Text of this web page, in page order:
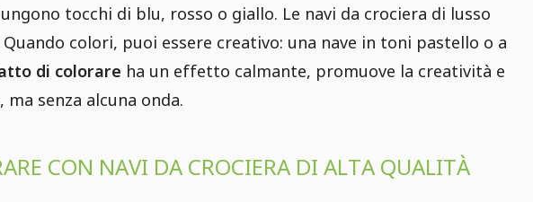
tocchi di blu, rosso o giallo. Le navi da crociera di lusso
colori, puoi essere creativo: una nave in toni pastello o a
di colorare ha un effetto calmante, promuove la creatività e
senza alcuna onda.
CON NAVI DA CROCIERA DI ALTA QUALITÀ